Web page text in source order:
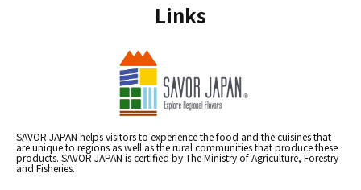
Links
SAVOR JAPAN helps visitors to experience the food and the cuisines that
are unique to regions as well as the rural communities that produce these
products. SAVOR JAPAN is certified by The Ministry of Agriculture, Forestry
and Fisheries.